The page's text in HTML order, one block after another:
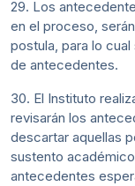
29. Los
en el proceso,
postula, para lo
de antecedentes.
30. El Instituto
revisarán los
descartar aquellas
sustento
antecedentes